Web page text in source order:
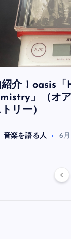
紹介！oasis
」（オ
リー）
音楽を語る人 6